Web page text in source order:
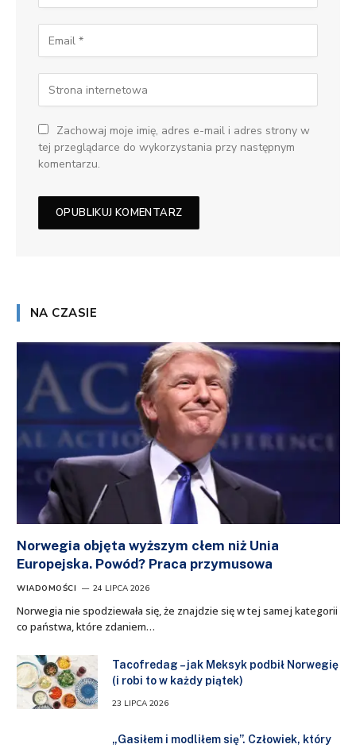
Zachowaj moje imię, adres e-mail i adres strony w
tej przeglądarce do wykorzystania przy następnym
komentarzu.
NA CZASIE
Norwegia objęta wyższym cłem niż Unia
Europejska. Powód? Praca przymusowa
WIADOMOŚCI 24 LIPCA 2026
Norwegia nie spodziewała się, że znajdzie się w tej samej kategorii
co państwa, które zdaniem…
Tacofredag – jak Meksyk podbił Norwegię
(i robi to w każdy piątek)
23 LIPCA 2026
„Gasiłem i modliłem się”. Człowiek, który